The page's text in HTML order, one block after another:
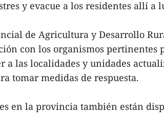
y evacue a los residentes allí a
de Agricultura y Desarrollo
con los organismos pertinentes
a las localidades y unidades
tomar medidas de respuesta.
en la provincia también están